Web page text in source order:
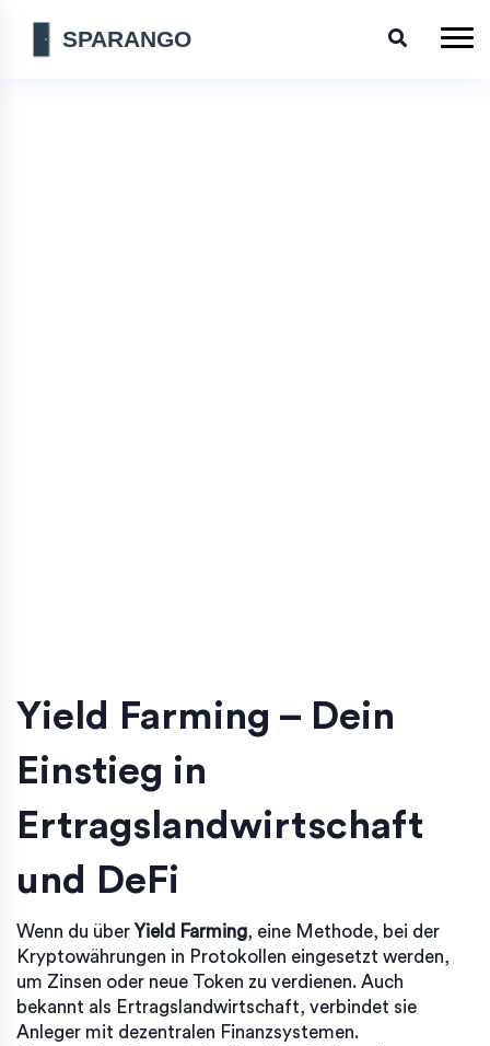
Yield Farming – Dein
Einstieg in
Ertragslandwirtschaft
und DeFi
Wenn du über Yield Farming, eine Methode, bei der
Kryptowährungen in Protokollen eingesetzt werden,
um Zinsen oder neue Token zu verdienen. Auch
bekannt als Ertragslandwirtschaft, verbindet sie
Anleger mit dezentralen Finanzsystemen.